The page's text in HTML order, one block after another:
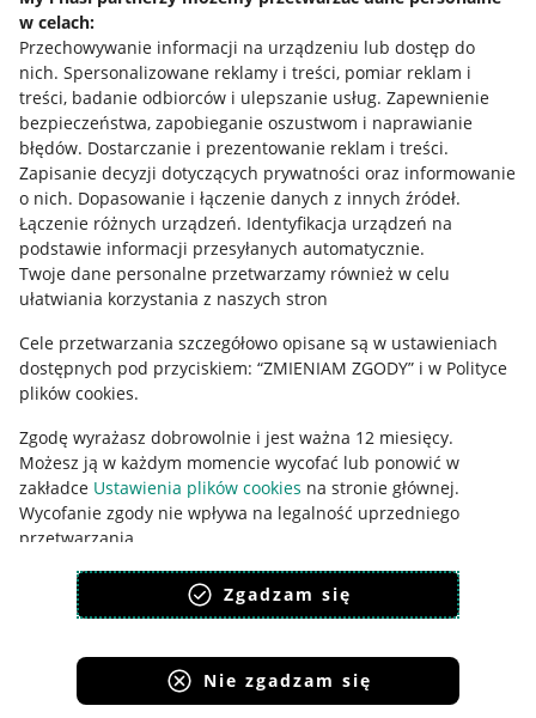
w celach:
Przechowywanie informacji na urządzeniu lub dostęp do
nich. Spersonalizowane reklamy i treści, pomiar reklam i
treści, badanie odbiorców i ulepszanie usług. Zapewnienie
bezpieczeństwa, zapobieganie oszustwom i naprawianie
błędów. Dostarczanie i prezentowanie reklam i treści.
Zapisanie decyzji dotyczących prywatności oraz informowanie
o nich. Dopasowanie i łączenie danych z innych źródeł.
Łączenie różnych urządzeń. Identyfikacja urządzeń na
podstawie informacji przesyłanych automatycznie.
Twoje dane personalne przetwarzamy również w celu
ułatwiania korzystania z naszych stron
Cele przetwarzania szczegółowo opisane są w ustawieniach
dostępnych pod przyciskiem: “ZMIENIAM ZGODY” i w Polityce
plików cookies.
Zgodę wyrażasz dobrowolnie i jest ważna 12 miesięcy.
Możesz ją w każdym momencie wycofać lub ponowić w
zakładce Ustawienia plików cookies na stronie głównej.
Wycofanie zgody nie wpływa na legalność uprzedniego
przetwarzania.
polityka plików cookies
polityka ochrony prywatności
Zgadzam się
Nie zgadzam się
Allegro Gadane dla kupujących
Mapa miejscowości
Informacje prawne
Regulamin
Polityka plików "cookies"
Ustawienia plików "cookies"
Udostępnianie lokalizacji
Informacje dla Aktu o Usługach Cyfrowych
Pobierz aplikację
Korzystanie z serwisu oznacza akceptacjęregulaminu